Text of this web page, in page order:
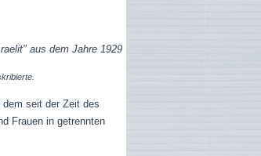
aus dem Jahre 1929
seit der Zeit des
Frauen in getrennten